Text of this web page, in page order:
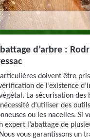
d’arbre :
doivent être
de l’existence
La sécurisation des
d’utiliser des
ou les nacelles. Si
expert l’abattage de
vous garantissons un